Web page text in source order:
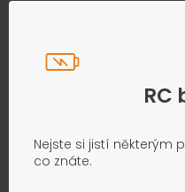
RC
Nejste si jistí některým
co znáte.